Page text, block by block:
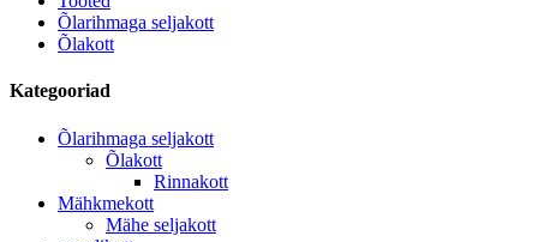
Õlarihmaga seljakott
Õlakott
Kategooriad
Õlarihmaga seljakott
Õlakott
Rinnakott
Mähkmekott
Mähe seljakott